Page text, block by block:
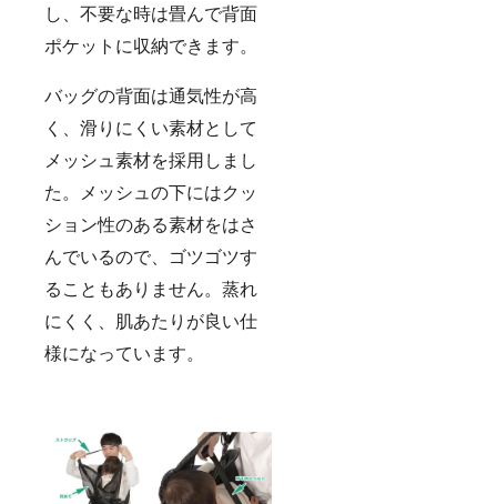
し、不要な時は畳んで背面
ポケットに収納できます。
バッグの背面は通気性が高
く、滑りにくい素材として
メッシュ素材を採用しまし
た。メッシュの下にはクッ
ション性のある素材をはさ
んでいるので、ゴツゴツす
ることもありません。蒸れ
にくく、肌あたりが良い仕
様になっています。